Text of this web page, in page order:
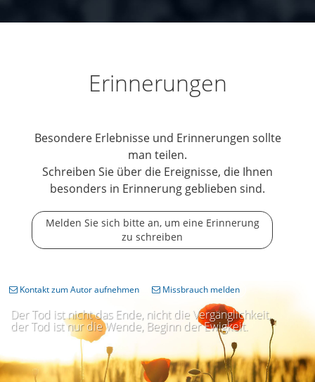
Erinnerungen
Besondere Erlebnisse und Erinnerungen sollte
man teilen.
Schreiben Sie über die Ereignisse, die Ihnen
besonders in Erinnerung geblieben sind.
Melden Sie sich bitte an, um eine Erinnerung
zu schreiben
Der Tod ist nicht das Ende, nicht die Vergänglichkeit,
der Tod ist nur die Wende, Beginn der Ewigkeit.
Kontakt zum Autor aufnehmen Missbrauch melden